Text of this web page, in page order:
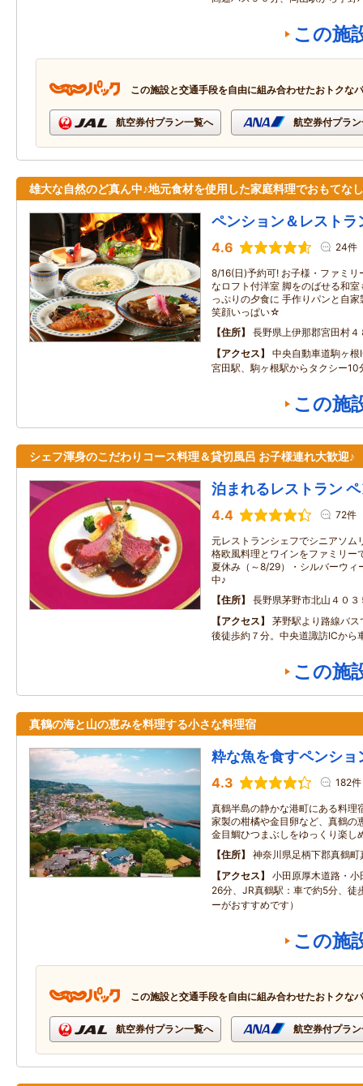
この施
この施設と交通手段を自由に組み合わせたおトクな
航空券付プラン一覧へ 航空券付プラ
雄大な自然のど真ん中♪地元食材を使用した家庭料理でおもてな
ペンション＆レスト
4.6 24件
8/16(日)予約可! お子様・ファミ
なロフト付洋室 脚をのばせる和
っぷりの夕食に 手作りパンと自
笑顔いっぱい☆
住所
長野県上伊那郡宮田村４
アクセス
中央自動車道駒ヶ
宮田駅、駒ヶ根駅からタクシー10
この施
シェフ渾身のこだわりコース料理＆貸切風呂 お子様連れ大歓迎♪
泊まれるレストラン
4.4 72件
元レストランシェフでシニアソム
格欧風料理とワインをファミリ
夏休み（～8/29）・シルバーウィ
中♪
住所
長野県茅野市北山４０３
アクセス
茅野駅より路線バ
後徒歩約７分。中央道諏訪ICから
この施
真鶴の海と山の恵みを料理する小さな料理宿
粋な魚を食すペンシ
4.3 182件
真鶴半島の静かな港町にある料理
家製の柑橘や金目卵など、真鶴の
金目鯛ひつまぶしをゆっくり楽し
住所
神奈川県足柄下郡真鶴町
アクセス
小田原厚木道路・
26分、JR真鶴駅：車で約5分、徒
ーがおすすめです）
この施
この施設と交通手段を自由に組み合わせたおトクな
航空券付プラン一覧へ 航空券付プラ